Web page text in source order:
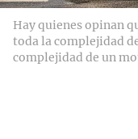
Hay quienes opinan
toda la complejidad
complejidad de un